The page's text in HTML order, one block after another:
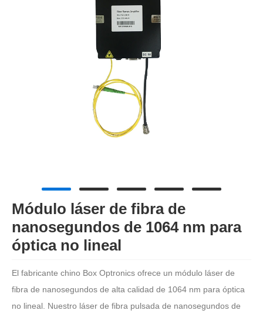
Módulo láser de fibra de
nanosegundos de 1064 nm para
óptica no lineal
El fabricante chino Box Optronics ofrece un módulo láser de
fibra de nanosegundos de alta calidad de 1064 nm para óptica
no lineal. Nuestro láser de fibra pulsada de nanosegundos de